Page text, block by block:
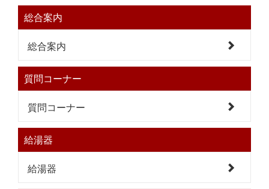
総合案内
総合案内
質問コーナー
質問コーナー
給湯器
給湯器